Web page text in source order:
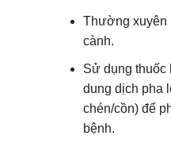
Thường xuyên
cành.
Sử dụng thuốc
dung dịch pha
chén/cồn) để
bệnh.